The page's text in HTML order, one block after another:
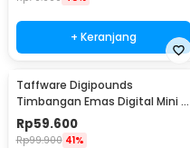
+ Keranjang
Taffware Digipounds
Timbangan Emas Digital Mini 7
Units 0.01g 500g - UF200H
Rp59.600
Rp99.900 41%